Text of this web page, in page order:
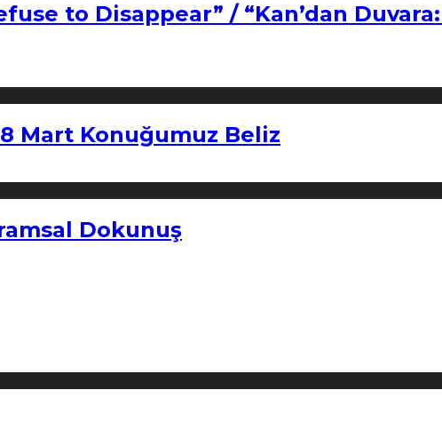
to Disappear” / “Kan’dan
Mart Konuğumuz Beliz
Dokunuş